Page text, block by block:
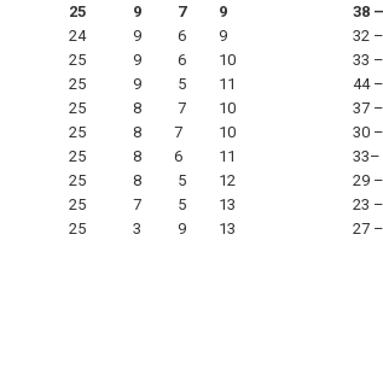
25 9 7 9 38
24 9 6 9 32
25 9 6 10 33
25 9 5 11 44
25 8 7 10 37
25 8 7 10 30
25 8 6 11 33–
25 8 5 12 29
25 7 5 13 23
25 3 9 13 27